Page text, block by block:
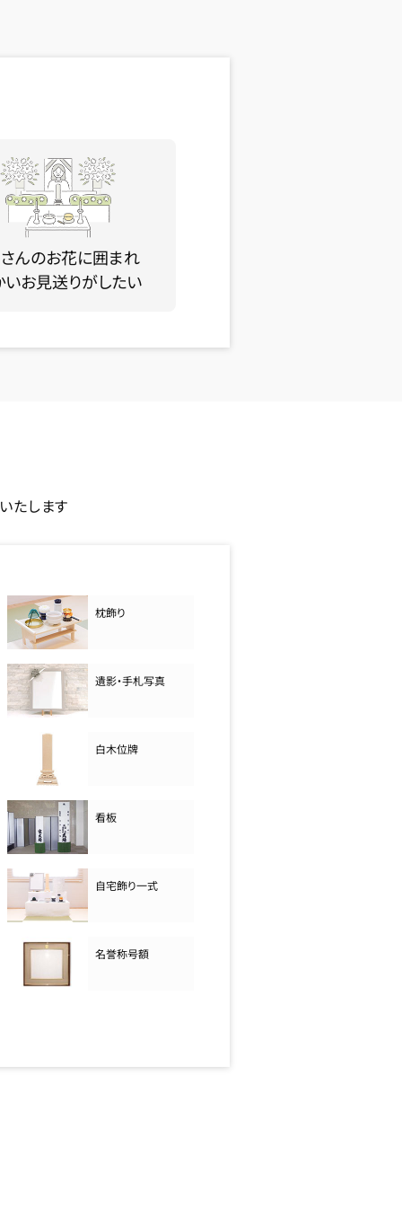
さんのお花に囲まれ
お見送りがしたい
たします
枕飾り
遺影・手札写真
白木位牌
看板
自宅飾り一式
名誉称号額